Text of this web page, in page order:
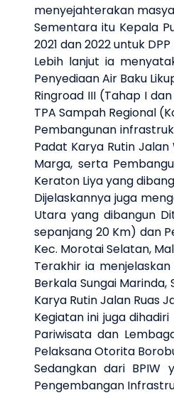
menyejahterakan
Sementara itu Kepala
2021 dan 2022 untuk
Lebih lanjut ia
Penyediaan Air Baku
Ringroad III (Tahap I
TPA Sampah Regional
Pembangunan
Padat Karya Rutin
Marga, serta
Keraton Liya yang
Dijelaskannya juga
Utara yang dibangun
sepanjang 20 Km) dan
Kec. Morotai Selatan,
Terakhir ia
Berkala Sungai
Karya Rutin Jalan Ruas
Kegiatan ini juga
Pariwisata dan
Pelaksana Otorita
Sedangkan dari BPIW
Pengembangan